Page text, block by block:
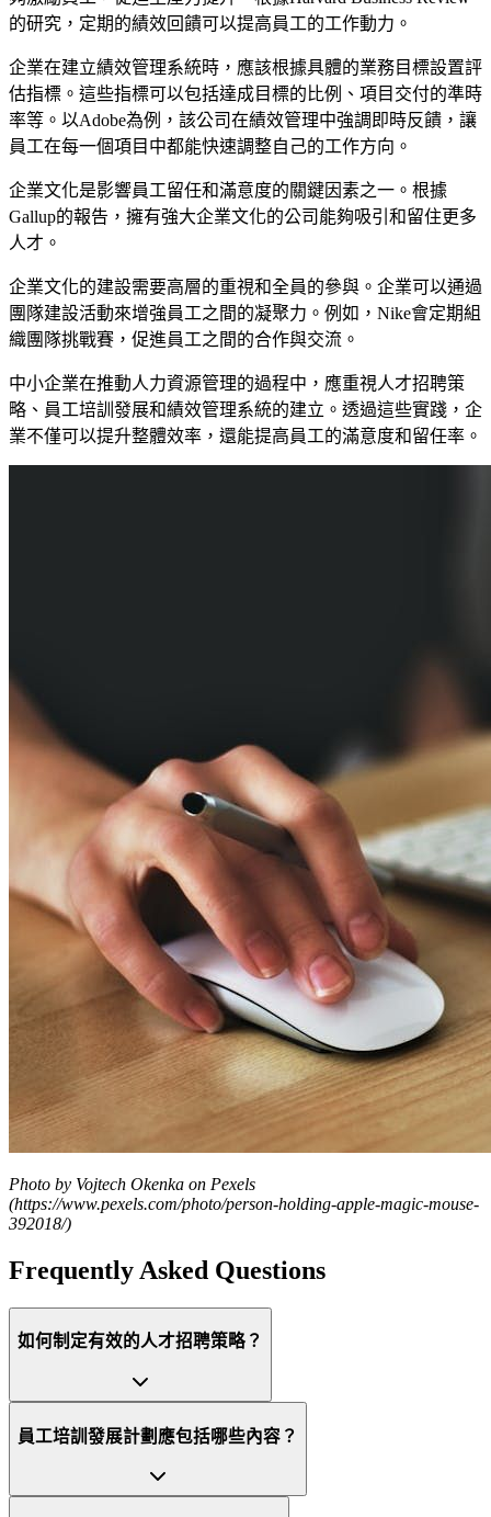
的研究，定期的績效回饋可以提高員工的工作動力。
企業在建立績效管理系統時，應該根據具體的業務目標設置評
估指標。這些指標可以包括達成目標的比例、項目交付的準時
率等。以Adobe為例，該公司在績效管理中強調即時反饋，讓
員工在每一個項目中都能快速調整自己的工作方向。
企業文化是影響員工留任和滿意度的關鍵因素之一。根據
Gallup的報告，擁有強大企業文化的公司能夠吸引和留住更多
人才。
企業文化的建設需要高層的重視和全員的參與。企業可以通過
團隊建設活動來增強員工之間的凝聚力。例如，Nike會定期組
織團隊挑戰賽，促進員工之間的合作與交流。
中小企業在推動人力資源管理的過程中，應重視人才招聘策
略、員工培訓發展和績效管理系統的建立。透過這些實踐，企
業不僅可以提升整體效率，還能提高員工的滿意度和留任率。
Photo by Vojtech Okenka on Pexels
(https://www.pexels.com/photo/person-holding-apple-magic-mouse-
392018/)
Frequently Asked Questions
如何制定有效的人才招聘策略？
員工培訓發展計劃應包括哪些內容？